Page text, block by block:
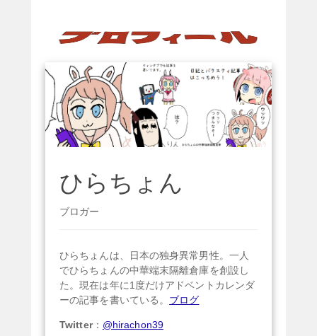
ひらちょん
ブロガー
ひらちょんは、日本の独身異常男性。一人
でひらちょんの中華端末隔離倉庫を創設し
た。現在は年に1度だけアドベントカレンダ
ーの記事を書いている。 ブログ
Twitter： @hirachon39